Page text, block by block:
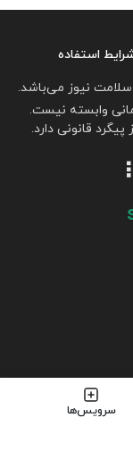
سرویس‌ها
استفاده
نیوز می‌باشد.
وابسته نیست.
قانونی دارد.